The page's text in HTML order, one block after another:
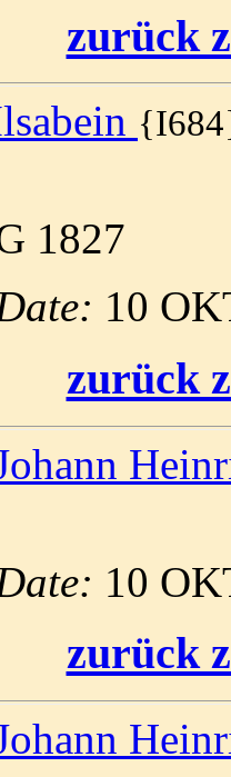
zurück
1827
10
zurück
10
zurück